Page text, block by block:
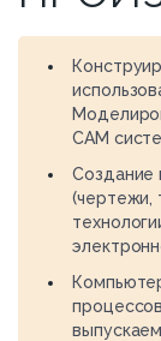
CAM
Создание
(чертежи,